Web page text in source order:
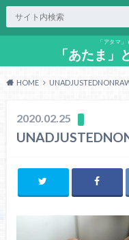
「アタマ
「あたま
HOME
2020.02.25